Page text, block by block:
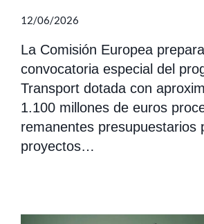
12/06/2026
La Comisión Europea
convocatoria especial del
Transport dotada con
1.100 millones de euros
remanentes presupuestarios
proyectos…